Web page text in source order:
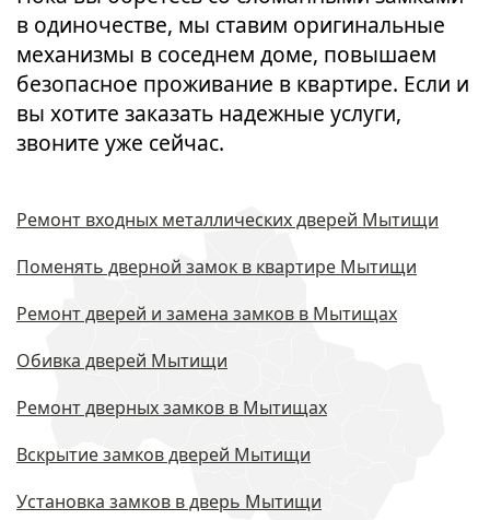
в одиночестве, мы ставим оригинальные
механизмы в соседнем доме, повышаем
безопасное проживание в квартире. Если и
вы хотите заказать надежные услуги,
звоните уже сейчас.
Ремонт входных металлических дверей Мытищи
Поменять дверной замок в квартире Мытищи
Ремонт дверей и замена замков в Мытищах
Обивка дверей Мытищи
Ремонт дверных замков в Мытищах
Вскрытие замков дверей Мытищи
Установка замков в дверь Мытищи